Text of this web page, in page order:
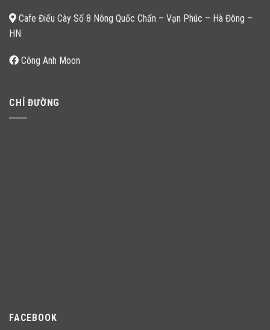
Cafe Điếu Cày Số 8 Nông Quốc Chấn – Vạn Phúc – Hà Đông –
HN
Công Anh Moon
CHỈ ĐƯỜNG
FACEBOOK